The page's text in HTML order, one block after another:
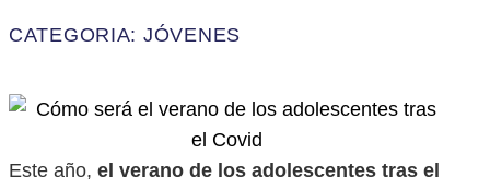
CATEGORIA: JÓVENES
Este año, el verano de los adolescentes tras el